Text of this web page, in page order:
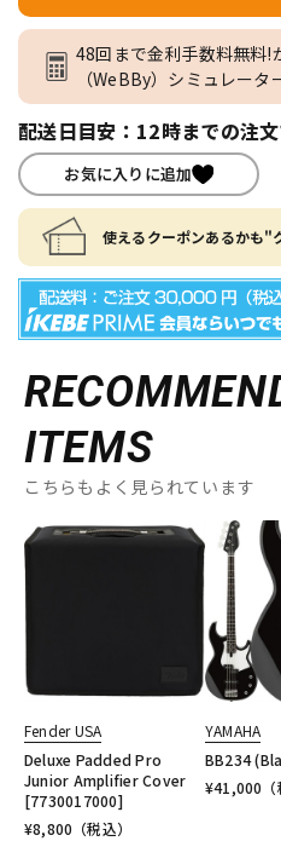
48回まで金利手数料無料!
（WeBBy）シミュレータ
配送日目安：12時までの注
お気に入りに追加
使えるクーポンあるかも"
ITEMS
こちらもよく見られています
Fender USA
Deluxe Padded Pro
Junior Amplifier Cover
[7730017000]
¥8,800 （税込）
YAMAHA
BB234
¥41,000